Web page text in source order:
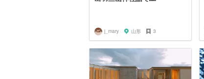
j_mary 山形 3